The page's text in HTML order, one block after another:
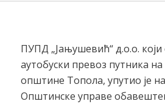
ПУПД „Јањушевић“ д.о.о.
аутобуски превоз путника
општине Топола, упутио је
Општинске управе